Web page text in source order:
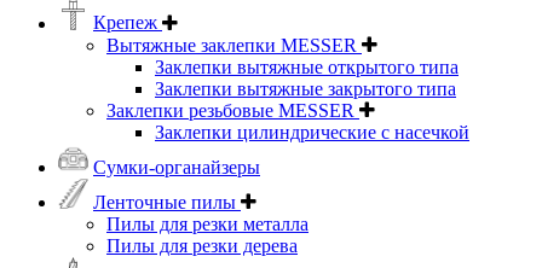
Крепеж
Вытяжные заклепки MESSER
Заклепки вытяжные открытого типа
Заклепки вытяжные закрытого типа
Заклепки резьбовые MESSER
Заклепки цилиндрические с насечкой
Сумки-органайзеры
Ленточные пилы
Пилы для резки металла
Пилы для резки дерева